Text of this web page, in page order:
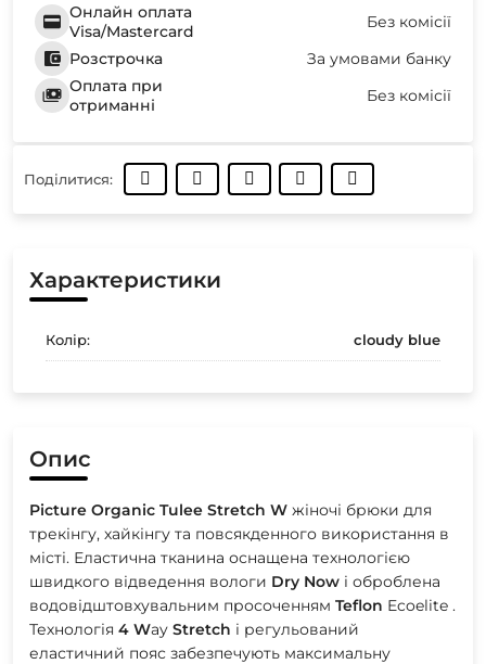
Онлайн оплата
Visa/Mastercard
Без комісії
Розстрочка
За умовами банку
Оплата при
отриманні
Без комісії
Поділитися:
Характеристики
Колір: cloudy blue
Опис
Picture Organic Tulee Stretch W жіночі брюки для
трекінгу, хайкінгу та повсякденного використання в
місті. Еластична тканина оснащена технологією
швидкого відведення вологи Dry Now і оброблена
водовідштовхувальним просоченням Teflon Ecoelite .
Технологія 4 Way Stretch і регульований
еластичний пояс забезпечують максимальну